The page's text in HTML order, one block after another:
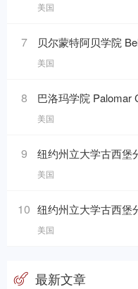
美国
7 贝尔蒙特阿贝学院
美国
8 巴洛玛学院 Palomar
美国
9 纽约州立大学古西堡
美国
10 纽约州立大学古西堡
美国
最新文章